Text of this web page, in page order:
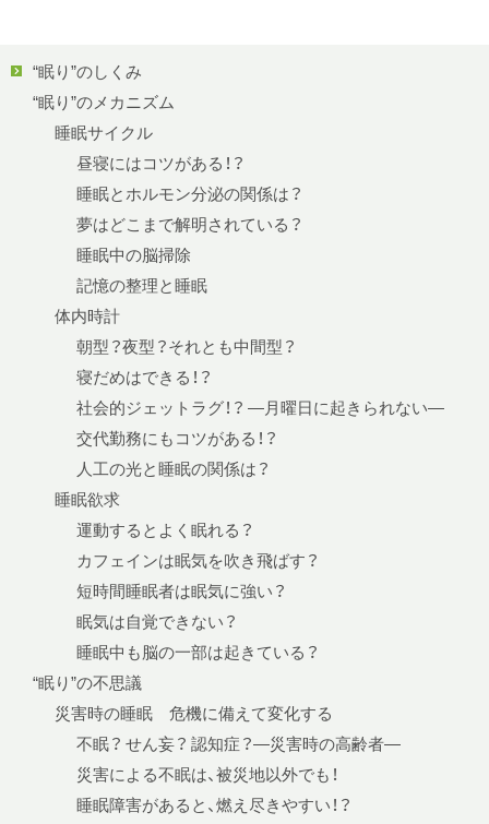
“眠り”のしくみ
“眠り”のメカニズム
睡眠サイクル
昼寝にはコツがある！？
睡眠とホルモン分泌の関係は？
夢はどこまで解明されている？
睡眠中の脳掃除
記憶の整理と睡眠
体内時計
朝型？夜型？それとも中間型？
寝だめはできる！？
社会的ジェットラグ！？ —月曜日に起きられない—
交代勤務にもコツがある！？
人工の光と睡眠の関係は？
睡眠欲求
運動するとよく眠れる？
カフェインは眠気を吹き飛ばす？
短時間睡眠者は眠気に強い？
眠気は自覚できない？
睡眠中も脳の一部は起きている？
“眠り”の不思議
災害時の睡眠 危機に備えて変化する
不眠？ せん妄？ 認知症？—災害時の高齢者—
災害による不眠は、被災地以外でも！
睡眠障害があると、燃え尽きやすい！？